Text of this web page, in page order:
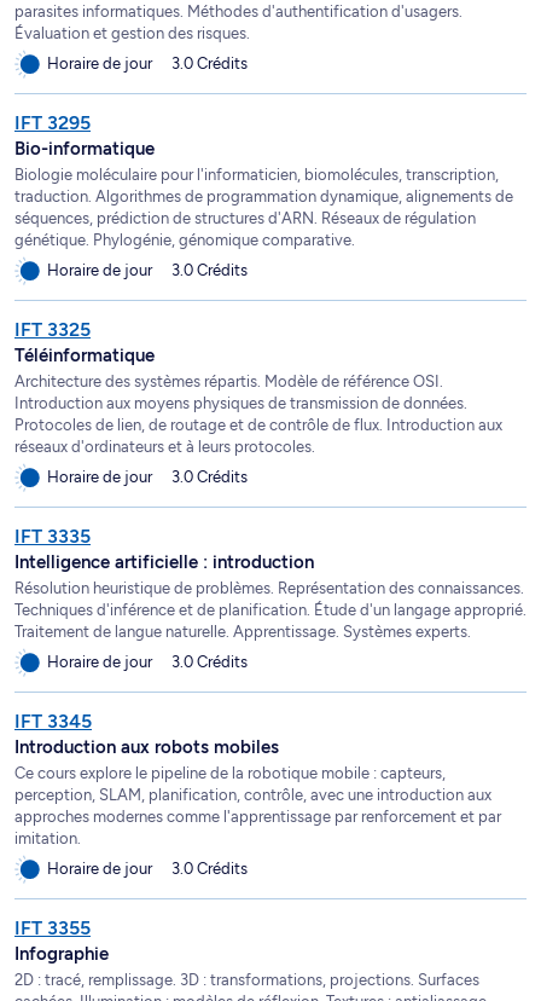
parasites informatiques. Méthodes d'authentification d'usagers.
Évaluation et gestion des risques.
Horaire de jour
3.0 Crédits
IFT 3295
Bio-informatique
Biologie moléculaire pour l'informaticien, biomolécules, transcription,
traduction. Algorithmes de programmation dynamique, alignements de
séquences, prédiction de structures d'ARN. Réseaux de régulation
génétique. Phylogénie, génomique comparative.
Horaire de jour
3.0 Crédits
IFT 3325
Téléinformatique
Architecture des systèmes répartis. Modèle de référence OSI.
Introduction aux moyens physiques de transmission de données.
Protocoles de lien, de routage et de contrôle de flux. Introduction aux
réseaux d'ordinateurs et à leurs protocoles.
Horaire de jour
3.0 Crédits
IFT 3335
Intelligence artificielle : introduction
Résolution heuristique de problèmes. Représentation des connaissances.
Techniques d'inférence et de planification. Étude d'un langage approprié.
Traitement de langue naturelle. Apprentissage. Systèmes experts.
Horaire de jour
3.0 Crédits
IFT 3345
Introduction aux robots mobiles
Ce cours explore le pipeline de la robotique mobile : capteurs,
perception, SLAM, planification, contrôle, avec une introduction aux
approches modernes comme l'apprentissage par renforcement et par
imitation.
Horaire de jour
3.0 Crédits
IFT 3355
Infographie
2D : tracé, remplissage. 3D : transformations, projections. Surfaces